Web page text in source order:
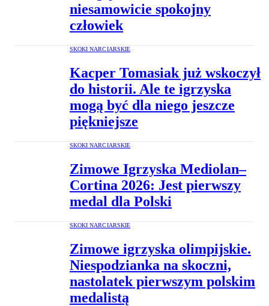
niesamowicie spokojny
człowiek
SKOKI NARCIARSKIE
Kacper Tomasiak już wskoczył
do historii. Ale te igrzyska
mogą być dla niego jeszcze
piękniejsze
SKOKI NARCIARSKIE
Zimowe Igrzyska Mediolan–
Cortina 2026: Jest pierwszy
medal dla Polski
SKOKI NARCIARSKIE
Zimowe igrzyska olimpijskie.
Niespodzianka na skoczni,
nastolatek pierwszym polskim
medalistą